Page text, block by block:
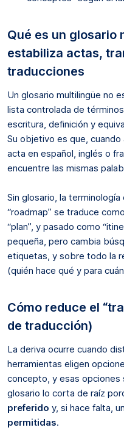
Qué es un glosario
estabiliza actas,
traducciones
Un glosario multilingüe no
lista controlada de
escritura, definición y
Su objetivo es que, cuando
acta en español, inglés o
encuentre las mismas
Sin glosario, la
“roadmap” se traduce
“plan”, y pasado como
pequeña, pero cambia
etiquetas, y sobre todo la
(quién hace qué y para
Cómo reduce el
de traducción)
La deriva ocurre cuando
herramientas eligen
concepto, y esas opciones
glosario lo corta de raíz
preferido y, si hace falta,
permitidas.